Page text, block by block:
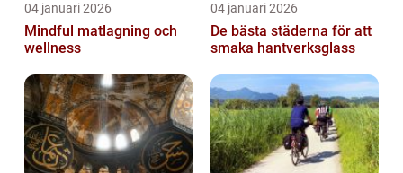
04 januari 2026
Mindful matlagning och
wellness
04 januari 2026
De bästa städerna för att
smaka hantverksglass